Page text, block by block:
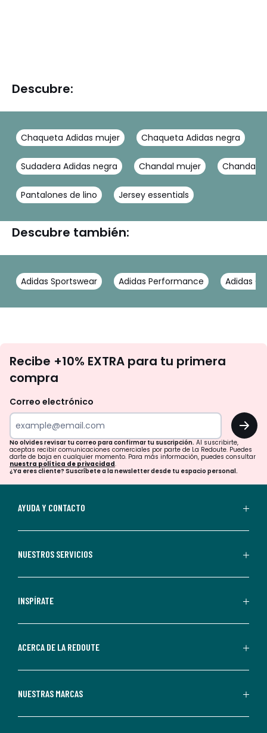
Descubre:
Chaqueta Adidas mujer Chaqueta Adidas negra
Sudadera Adidas negra Chandal mujer Chandal
Pantalones de lino Jersey essentials
Descubre también:
Adidas Sportswear Adidas Performance Adidas
te
tu
para
confirmar
tu
suscripción.
aceptas
comerciales
personalizadas
parte
Redoute.
de
Recibe +10% EXTRA para tu primera
compra
Correo electrónico
OK
No olvides revisar tu correo para confirmar tu suscripción. Al suscribirte,
aceptas recibir comunicaciones comerciales por parte de La Redoute. Puedes
darte de baja en cualquier momento. Para más información, puedes consultar
nuestra política de privacidad.
¿Ya eres cliente? Suscríbete a la newsletter desde tu espacio personal.
AYUDA Y CONTACTO
NUESTROS SERVICIOS
INSPÍRATE
ACERCA DE LA REDOUTE
NUESTRAS MARCAS